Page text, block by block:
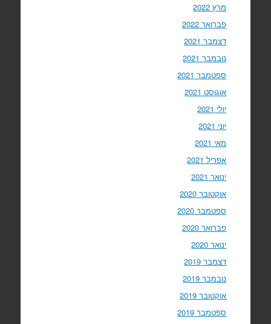
מרץ 2022
פברואר 2022
דצמבר 2021
נובמבר 2021
ספטמבר 2021
אוגוסט 2021
יולי 2021
יוני 2021
מאי 2021
אפריל 2021
ינואר 2021
אוקטובר 2020
ספטמבר 2020
פברואר 2020
ינואר 2020
דצמבר 2019
נובמבר 2019
אוקטובר 2019
ספטמבר 2019